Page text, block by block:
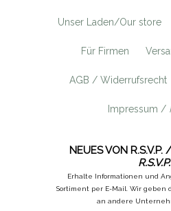
Unser Laden/Our store
Für Firmen
AGB / Widerrufsrecht
Impressum /
NEUES VON R.S.V.P.
R.S.V.P.
Erhalte Informationen und
Sortiment per E-Mail. Wir geben
an andere